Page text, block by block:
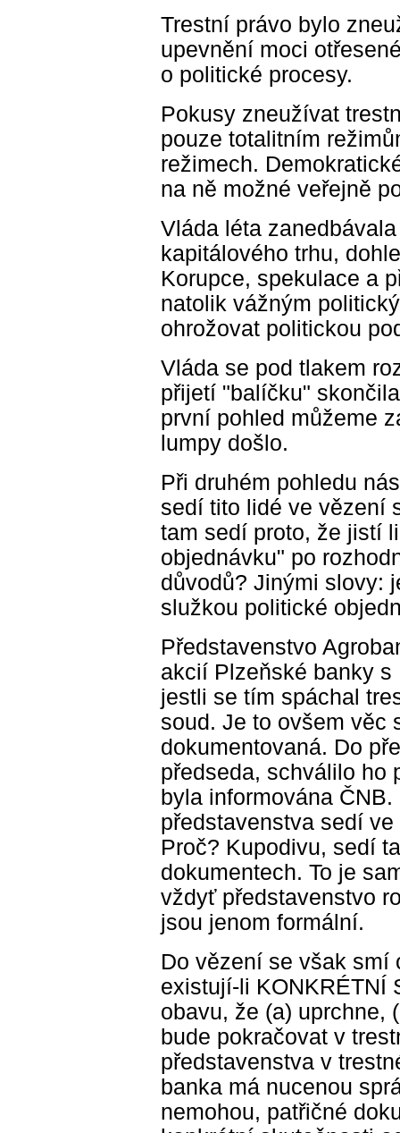
Trestní právo bylo
upevnění moci
o politické procesy.
Pokusy zneužívat
pouze totalitním
režimech.
na ně možné veřejně
Vláda léta
kapitálového trhu,
Korupce, spekulace a
natolik vážným
ohrožovat politickou
Vláda se pod tlakem
přijetí "balíčku"
první pohled můžeme
lumpy došlo.
Při druhém pohledu
sedí tito lidé ve vězení
tam sedí proto, že jistí
objednávku" po
důvodů? Jinými slovy:
služkou politické
Představenstvo
akcií Plzeňské banky s
jestli se tím spáchal
soud. Je to ovšem věc
dokumentovaná. Do
předseda, schválilo ho
byla informována
představenstva sedí
Proč? Kupodivu, sedí
dokumentech. To je
vždyť představenstvo
jsou jenom formální.
Do vězení se však smí
existují-li KONKRÉTNÍ
obavu, že (a) uprchne,
bude pokračovat v
představenstva v
banka má nucenou
nemohou, patřičné